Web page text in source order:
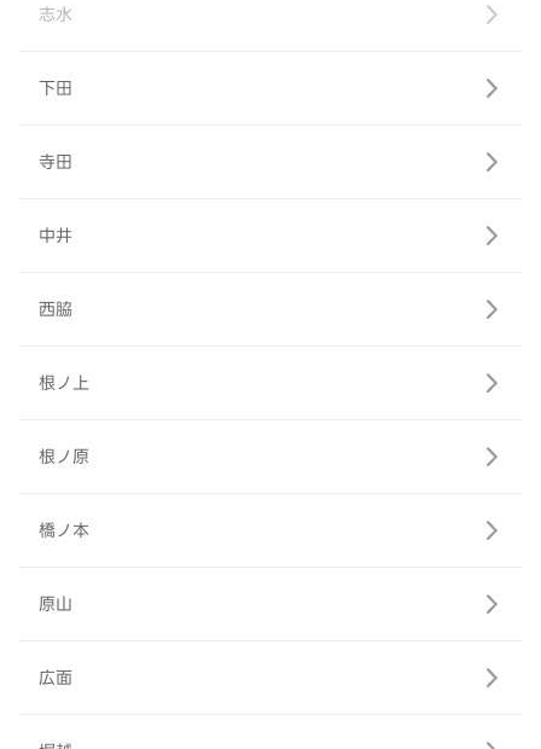
志水
下田
寺田
中井
西脇
根ノ上
根ノ原
橋ノ本
原山
広面